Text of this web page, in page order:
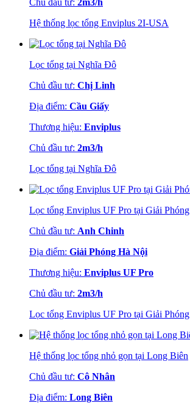
Chủ đầu tư: 2m3/h
Hệ thống lọc tổng Enviplus 2I-USA
Lọc tổng tại Nghĩa Đô
Chủ đầu tư: Chị Linh
Địa điểm: Cầu Giấy
Thương hiệu: Enviplus
Chủ đầu tư: 2m3/h
Lọc tổng tại Nghĩa Đô
Lọc tổng Enviplus UF Pro tại Giải Phóng
Chủ đầu tư: Anh Chinh
Địa điểm: Giải Phóng Hà Nội
Thương hiệu: Enviplus UF Pro
Chủ đầu tư: 2m3/h
Lọc tổng Enviplus UF Pro tại Giải Phóng
Hệ thống lọc tổng nhỏ gọn tại Long Biên
Chủ đầu tư: Cô Nhân
Địa điểm: Long Biên